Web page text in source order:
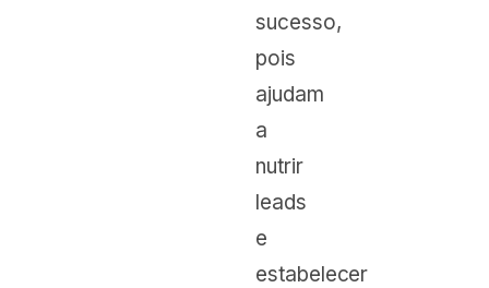
sucesso,
pois
ajudam
a
nutrir
leads
e
estabelecer